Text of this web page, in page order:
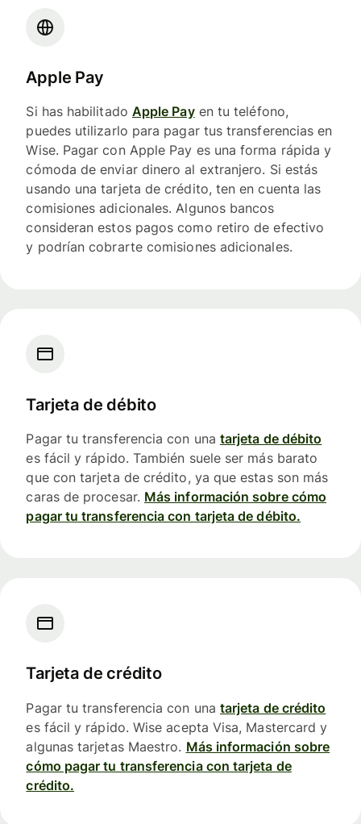
Apple Pay
Si has habilitado Apple Payen tu teléfono,
puedes utilizarlo para pagar tus transferencias en
Wise. Pagar con Apple Pay es una forma rápida y
cómoda de enviar dinero al extranjero. Si estás
usando una tarjeta de crédito, ten en cuenta las
comisiones adicionales. Algunos bancos
consideran estos pagos como retiro de efectivo
y podrían cobrarte comisiones adicionales.
Tarjeta de débito
Pagar tu transferencia con una tarjeta de débito
es fácil y rápido. También suele ser más barato
que con tarjeta de crédito, ya que estas son más
caras de procesar. Más información sobre cómo
pagar tu transferencia con tarjeta de débito.
Tarjeta de crédito
Pagar tu transferencia con una tarjeta de crédito
es fácil y rápido. Wise acepta Visa, Mastercard y
algunas tarjetas Maestro. Más información sobre
cómo pagar tu transferencia con tarjeta de
crédito.